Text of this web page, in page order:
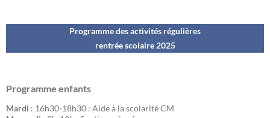
Programme des activités régulières
rentrée scolaire 2025
Programme enfants
Mardi : 16h30-18h30 : Aide à la scolarité CM